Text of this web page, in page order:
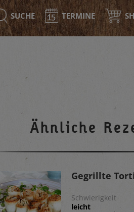
SUCHE TERMINE
Ähnliche
Gegrillte
Schwierigkeit
leicht